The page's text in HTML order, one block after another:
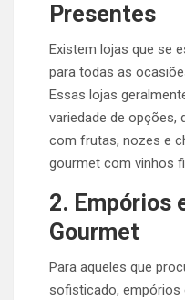
Presentes
Existem lojas que se
para todas as
Essas lojas
variedade de opções,
com frutas, nozes e
gourmet com vinhos
2. Empórios
Gourmet
Para aqueles que
sofisticado,